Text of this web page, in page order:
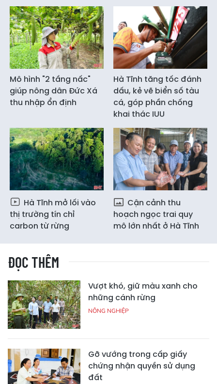
Mô hình "2 tầng nấc"
giúp nông dân Đức Xá
thu nhập ổn định
Hà Tĩnh tăng tốc đánh
dấu, kẻ vẽ biển số tàu
cá, góp phần chống
khai thác IUU
Hà Tĩnh mở lối vào
thị trường tín chỉ
carbon từ rừng
Cận cảnh thu
hoạch ngọc trai quy
mô lớn nhất ở Hà Tĩnh
ĐỌC THÊM
Vượt khó, giữ màu xanh cho
những cánh rừng
NÔNG NGHIỆP
Gỡ vướng trong cấp giấy
chứng nhận quyền sử dụng
đất